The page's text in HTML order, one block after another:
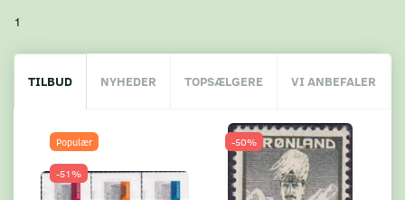
1
TILBUD NYHEDER TOPSÆLGERE VI ANBEFALER
Populær
-51%
-50%